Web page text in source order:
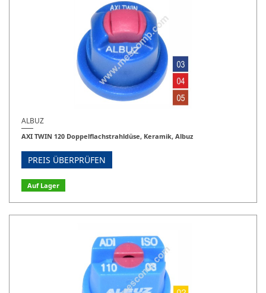
ALBUZ
AXI TWIN 120 Doppelflachstrahldüse, Keramik, Albuz
PREIS ÜBERPRÜFEN
Auf Lager